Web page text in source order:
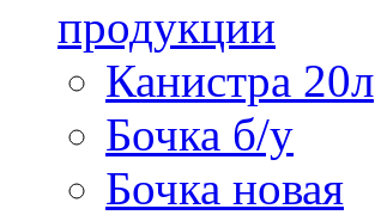
продукции
Канистра 20л
Бочка б/у
Бочка новая